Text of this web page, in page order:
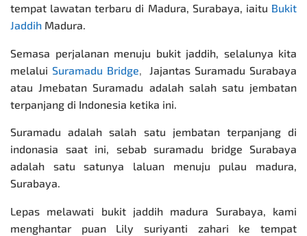
tempat lawatan terbaru di Madura, Surabaya, iaitu Bukit
Jaddih Madura.
Semasa perjalanan menuju bukit jaddih, selalunya kita
melalui Suramadu Bridge
Jajantas Suramadu Surabaya
atau Jmebatan Suramadu adalah salah satu jembatan
terpanjang di Indonesia ketika ini.
Suramadu adalah salah satu jembatan terpanjang di
indonasia saat ini, sebab suramadu bridge Surabaya
adalah satu satunya laluan menuju pulau madura,
Surabaya.
Lepas melawati bukit jaddih madura Surabaya, kami
menghantar puan Lily suriyanti zahari ke tempat